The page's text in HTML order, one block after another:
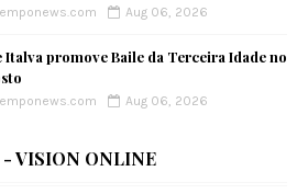
Aug 06, 2026
promove Baile da Terceira Idade no
Aug 06, 2026
- VISION ONLINE